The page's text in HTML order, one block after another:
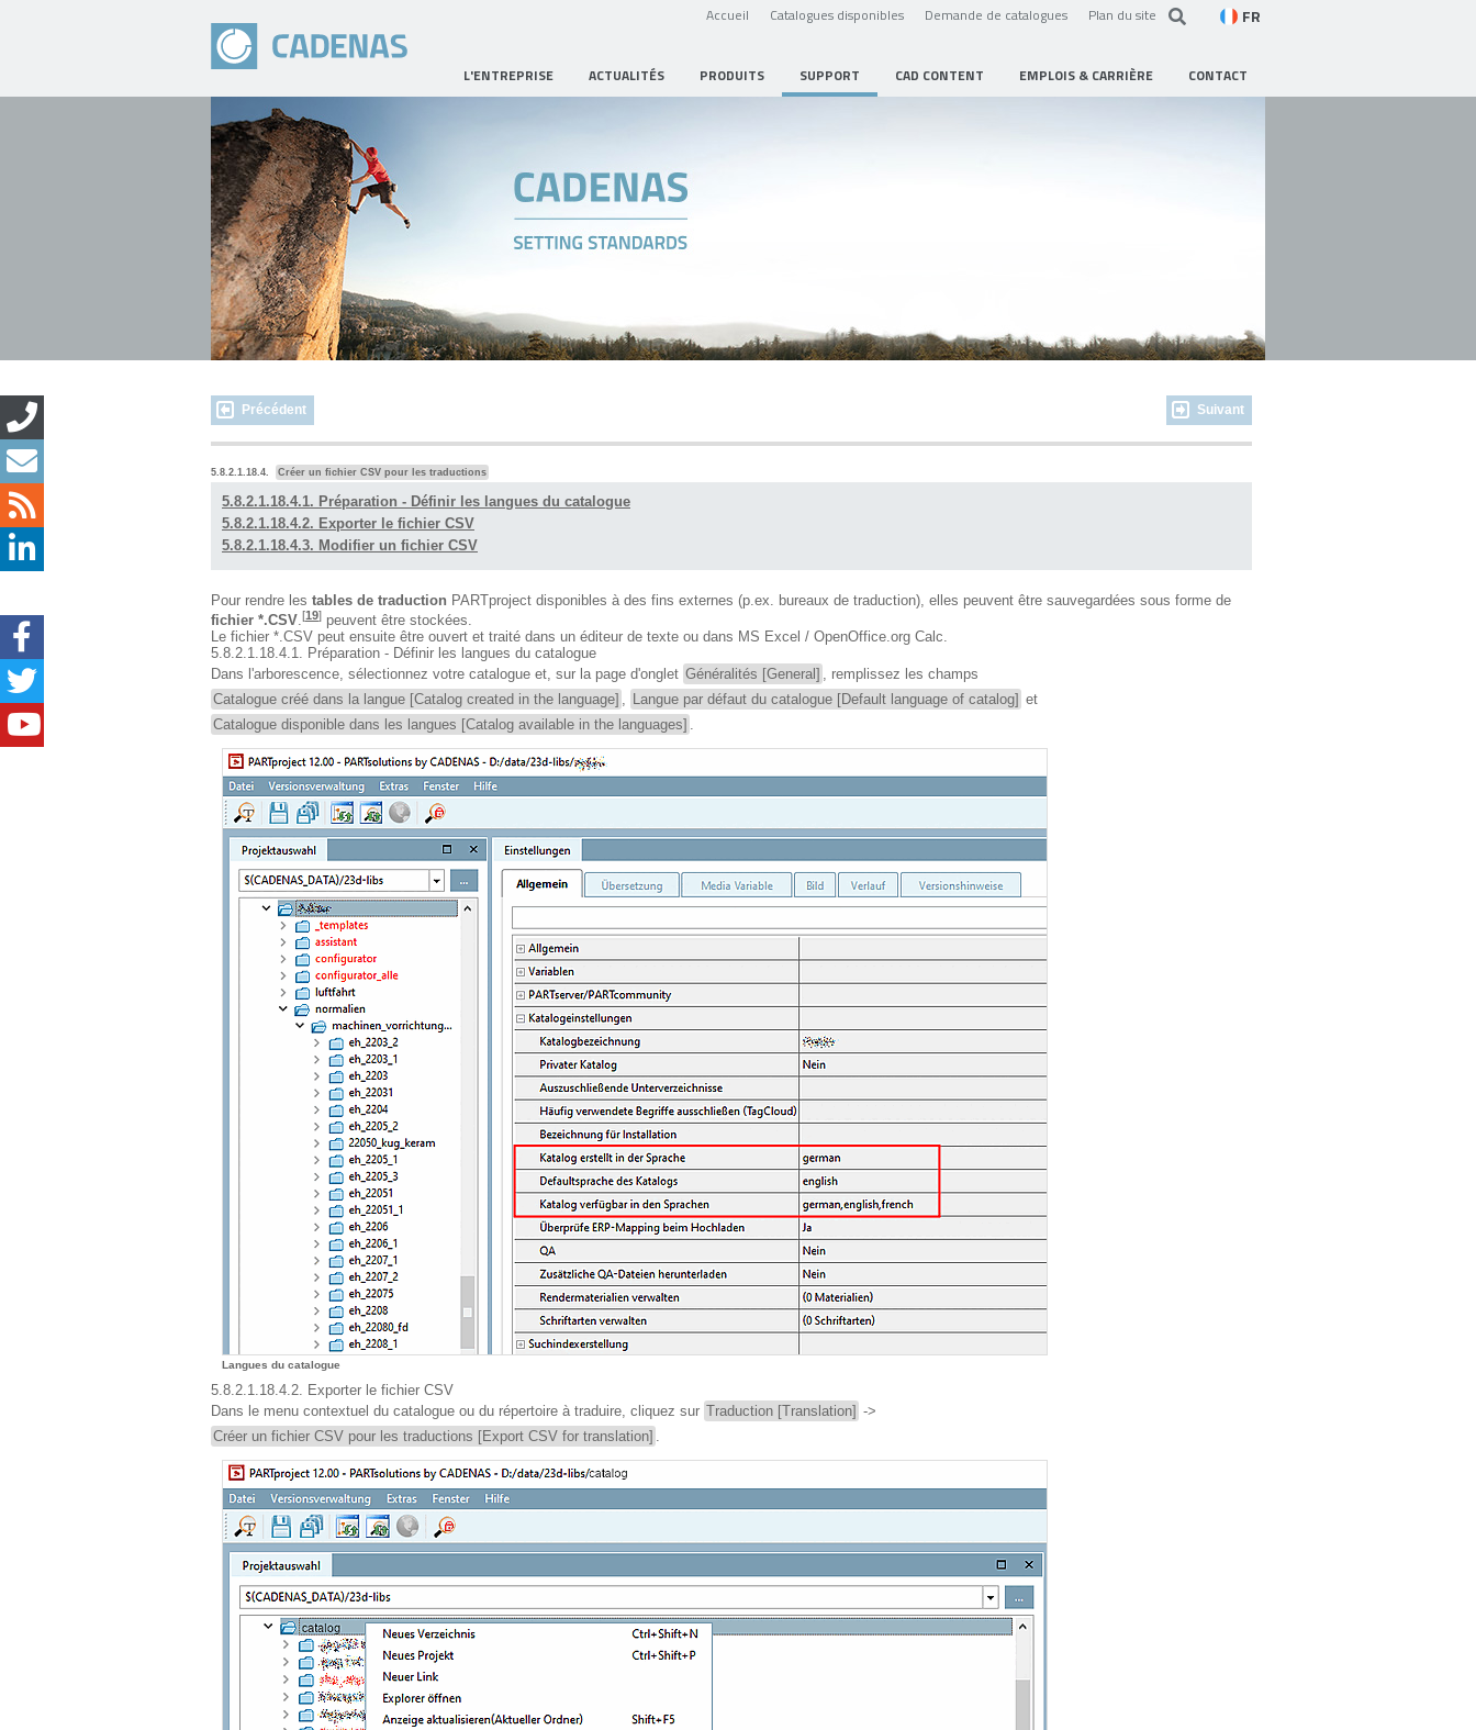
Accueil Catalogues disponibles Demande de catalogues Plan du site FR
L'ENTREPRISE ACTUALITÉS PRODUITS SUPPORT CAD CONTENT EMPLOIS & CARRIÈRE CONTACT
Précédent Suivant
5.8.2.1.18.4. Créer un fichier CSV pour les traductions
5.8.2.1.18.4.1. Préparation - Définir les langues du catalogue
5.8.2.1.18.4.2. Exporter le fichier CSV
5.8.2.1.18.4.3. Modifier un fichier CSV
Pour rendre les tables de traduction PARTproject disponibles à des fins externes (p.ex. bureaux de traduction), elles peuvent être sauvegardées sous forme de
fichier *.CSV.[19] peuvent être stockées.
Le fichier *.CSV peut ensuite être ouvert et traité dans un éditeur de texte ou dans MS Excel / OpenOffice.org Calc.
5.8.2.1.18.4.1. Préparation - Définir les langues du catalogue
Dans l'arborescence, sélectionnez votre catalogue et, sur la page d'onglet Généralités [General] , remplissez les champs
Catalogue créé dans la langue [Catalog created in the language] , Langue par défaut du catalogue [Default language of catalog] et
Catalogue disponible dans les langues [Catalog available in the languages] .
Langues du catalogue
5.8.2.1.18.4.2. Exporter le fichier CSV
Dans le menu contextuel du catalogue ou du répertoire à traduire, cliquez sur Traduction [Translation] ->
Créer un fichier CSV pour les traductions [Export CSV for translation] .